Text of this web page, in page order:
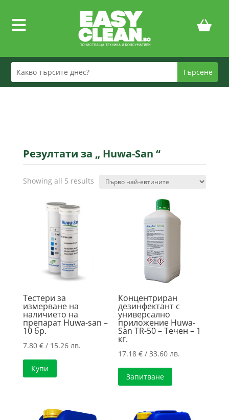

Резултати за „ Huwa-San “
Showing all 5 resultsSorted
Тестери за
измерване на
наличието на
препарат Huwa-san –
10 бр.
7.80 €/ 15.26 лв.
Купи
Концентриран
дезинфектант с
универсално
приложение Huwa-
San TR-50 – Течен – 1
кг.
17.18€ / 33.60 лв.
Запитване